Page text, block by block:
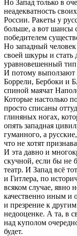
Но Запад только в
неадекватность
России. Ракеты у
больше, а вот шансы
победителем
Но западный
своей шкуры и стать
уравновешенный тип
И потому выползают
Боррели, Бербоки и
спиной маячат
Которые настолько
просто списаны
глиняных ногах,
опять западная
гуманного, а
что не хотят
И эта давно и
скучной, если бы не
театр. И Запад всё
и Гитлера, по
всяком случае, явно
качественно иным и
и презрение к
недооценке. А та, в
над куполом
будет.